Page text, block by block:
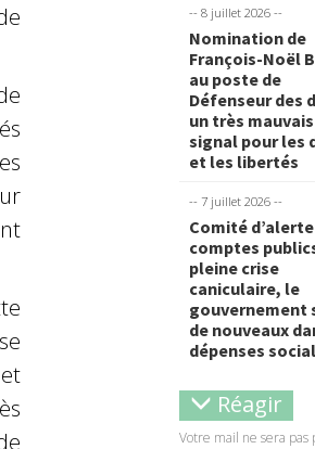
-- 8 juillet 2026 --
Nomination de
François-Noël
au poste de
Défenseur des
un très mauvais
signal pour les
et les libertés
-- 7 juillet 2026 --
Comité
comptes
pleine crise
caniculaire, le
gouvernement
de nouveaux
dépenses
Réagir
Votre mail ne sera pas